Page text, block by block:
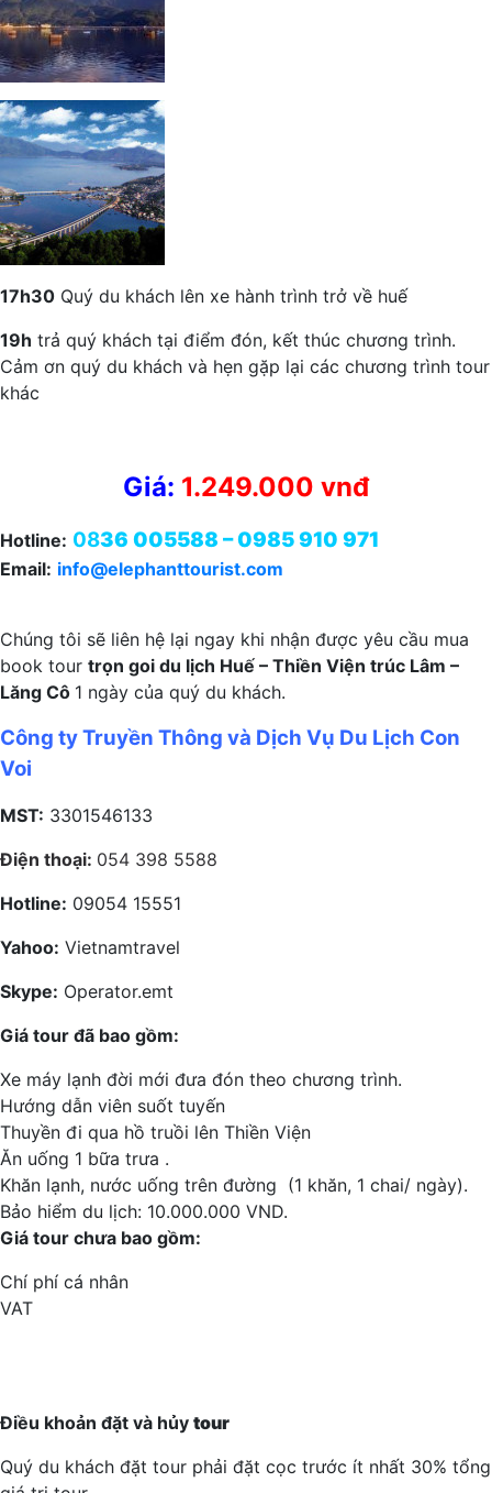
17h30 Quý du khách lên xe hành trình trở về huế
19h trả quý khách tại điểm đón, kết thúc chương trình.
Cảm ơn quý du khách và hẹn gặp lại các chương trình tour
khác
Giá: 1.249.000 vnđ
Hotline: 0836 005588 – 0985 910 971
Email: info@elephanttourist.com
Chúng tôi sẽ liên hệ lại ngay khi nhận được yêu cầu mua
book tour trọn goi du lịch Huế – Thiền Viện trúc Lâm –
Lăng Cô 1 ngày của quý du khách.
Công ty Truyền Thông và Dịch Vụ Du Lịch Con
Voi
MST: 3301546133
Điện thoại: 054 398 5588
Hotline: 09054 15551
Yahoo: Vietnamtravel
Skype: Operator.emt
Giá tour đã bao gồm:
Xe máy lạnh đời mới đưa đón theo chương trình.
Hướng dẫn viên suốt tuyến
Thuyền đi qua hồ truồi lên Thiền Viện
Ăn uống 1 bữa trưa .
Khăn lạnh, nước uống trên đường (1 khăn, 1 chai/ ngày).
Bảo hiểm du lịch: 10.000.000 VND.
Giá tour chưa bao gồm:
Chí phí cá nhân
VAT
Điều khoản đặt và hủy tour
Quý du khách đặt tour phải đặt cọc trước ít nhất 30% tổng